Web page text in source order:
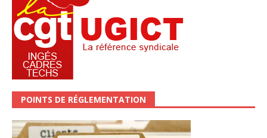
POINTS DE RÉGLEMENTATION